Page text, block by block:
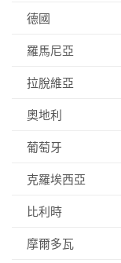
德國
羅馬尼亞
拉脫維亞
奧地利
葡萄牙
克羅埃西亞
比利時
摩爾多瓦